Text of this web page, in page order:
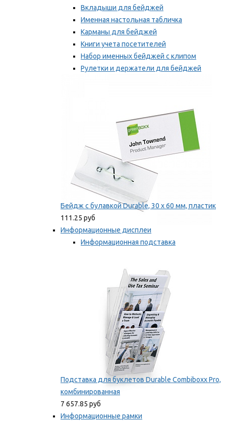
Вкладыши для бейджей
Именная настольная табличка
Карманы для бейджей
Книги учета посетителей
Набор именных бейджей с клипом
Рулетки и держатели для бейджей
Бейдж с булавкой Durable, 30 х 60 мм, пластик
111.25 руб
Информационные дисплеи
Информационная подставка
Подставка для буклетов Durable Combiboxx Pro,
комбинированная
7 657.85 руб
Информационные рамки